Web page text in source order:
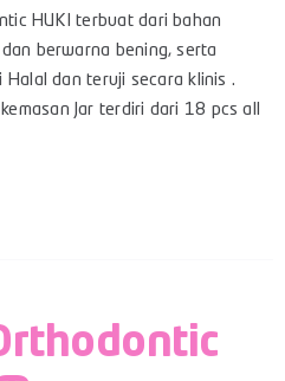
HUKI terbuat dari bahan
berwarna bening, serta
Halal dan teruji secara klinis .
Jar terdiri dari 18 pcs all